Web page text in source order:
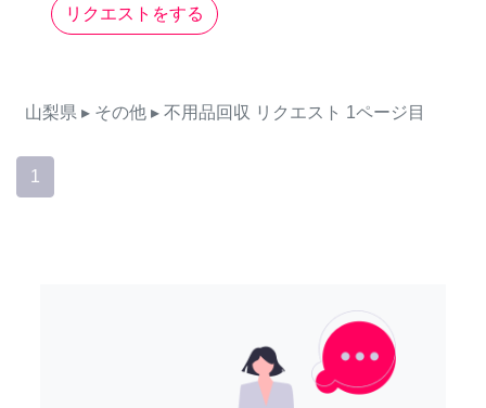
リクエストをする
山梨県 ▸ その他 ▸ 不用品回収 リクエスト 1ページ目
1